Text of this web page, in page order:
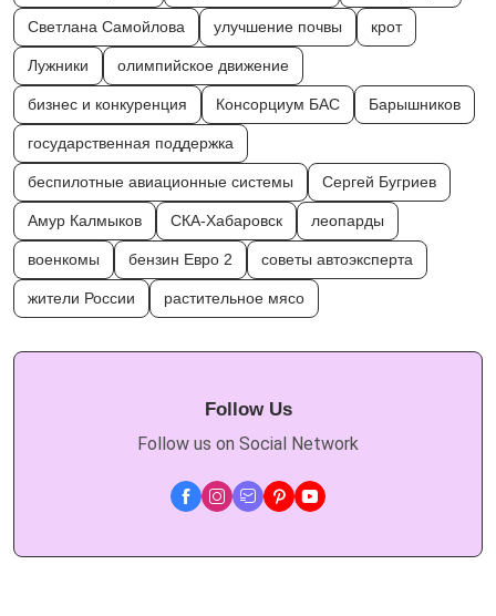
Светлана Самойлова улучшение почвы крот
Лужники олимпийское движение
бизнес и конкуренция Консорциум БАС Барышников
государственная поддержка
беспилотные авиационные системы Сергей Бугриев
Амур Калмыков СКА-Хабаровск леопарды
военкомы бензин Евро 2 советы автоэксперта
жители России растительное мясо
Follow Us
Follow us on Social Network